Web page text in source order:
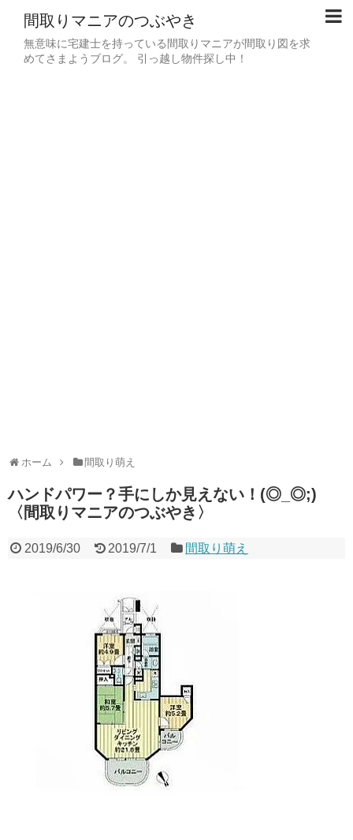
間取りマニアのつぶやき
無意味に宅建士を持っている間取りマニアが間取り図を求
めてさまようブログ。 引っ越し物件探し中！
ホーム 間取り萌え
ハンドパワー︎？手にしか見えない！(◎_◎;)
〈間取りマニアのつぶやき〉
2019/6/30 2019/7/1 間取り萌え